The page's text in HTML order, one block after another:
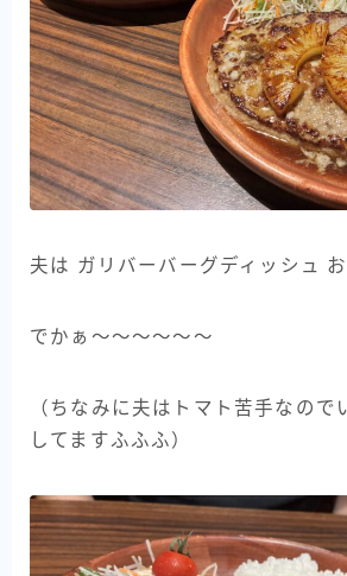
夫は ガリバーバーグディッシュ
でかぁ〜〜〜〜〜〜
（ちなみに夫はトマト苦手なので
してますふふふ）